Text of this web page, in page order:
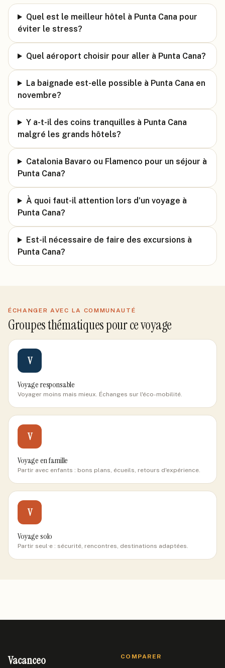
Quel est le meilleur hôtel à Punta Cana pour
éviter le stress?
Quel aéroport choisir pour aller à Punta Cana?
La baignade est-elle possible à Punta Cana en
novembre?
Y a-t-il des coins tranquilles à Punta Cana
malgré les grands hôtels?
Catalonia Bavaro ou Flamenco pour un séjour à
Punta Cana?
À quoi faut-il attention lors d'un voyage à
Punta Cana?
Est-il nécessaire de faire des excursions à
Punta Cana?
ÉCHANGER AVEC LA COMMUNAUTÉ
Groupes thématiques pour ce voyage
V
Voyage responsable
Voyager moins mais mieux. Échanges sur l'éco-mobilité.
V
Voyage en famille
Partir avec enfants : bons plans, écueils, retours d'expérience.
V
Voyage solo
Partir seul·e : sécurité, rencontres, destinations adaptées.
Vacanceo COMPARER